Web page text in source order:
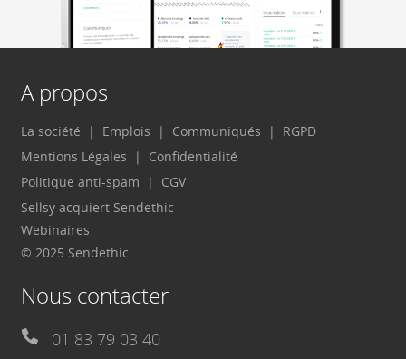
A propos
La société Emplois Communiqués
RGPD
Mentions Légales
Confidentialité
Politique anti-spam
CGV
Sellsy acquiert Sendethic
Webinaires
© 2025 Sendethic
Nous contacter
01 83 79 03 40